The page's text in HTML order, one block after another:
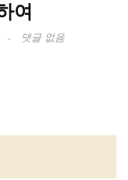
여
댓글 없음